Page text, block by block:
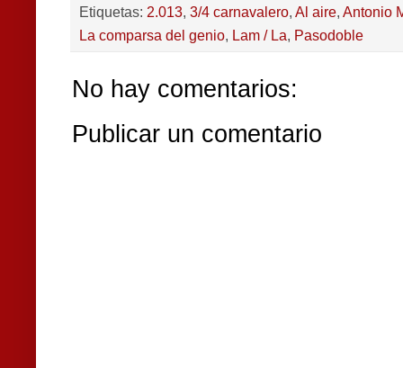
Etiquetas: 2.013, 3/4 carnavalero, Al aire, Antonio
La comparsa del genio, Lam / La, Pasodoble
No hay comentarios:
Publicar un comentario